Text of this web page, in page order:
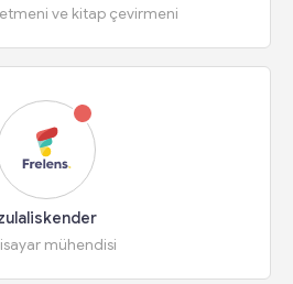
ve kitap çevirmeni
mühendisi